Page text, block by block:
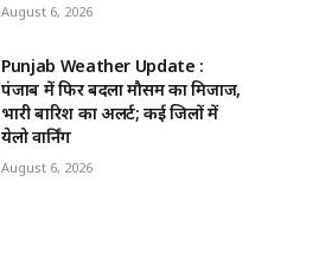
August 6, 2026
Punjab Weather Update :
पंजाब में फिर बदला मौसम का मिजाज,
भारी बारिश का अलर्ट; कई जिलों में
येलो वार्निंग
August 6, 2026